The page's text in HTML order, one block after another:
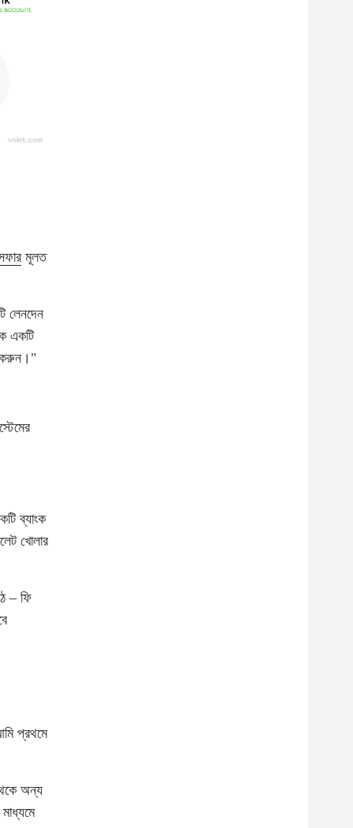
মূলত
লেনদেন
একটি
করুন।"
ব্যাংক
খোলার
– ফি
প্রথমে
অন্য